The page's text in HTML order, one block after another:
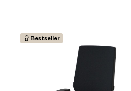
Bestseller